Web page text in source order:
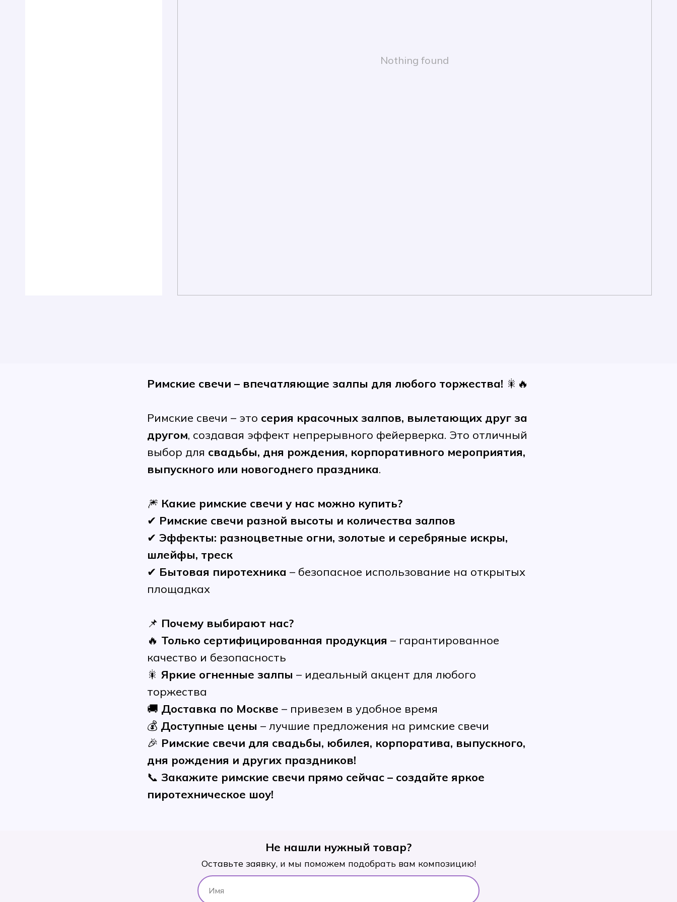
Nothing found
Римские свечи – впечатляющие залпы для любого торжества! 🎇🔥
Римские свечи – это серия красочных залпов, вылетающих друг за
другом, создавая эффект непрерывного фейерверка. Это отличный
выбор для свадьбы, дня рождения, корпоративного мероприятия,
выпускного или новогоднего праздника.
🎆 Какие римские свечи у нас можно купить?
✔ Римские свечи разной высоты и количества залпов
✔ Эффекты: разноцветные огни, золотые и серебряные искры,
шлейфы, треск
✔ Бытовая пиротехника – безопасное использование на открытых
площадках
📌 Почему выбирают нас?
🔥 Только сертифицированная продукция – гарантированное
качество и безопасность
🎇 Яркие огненные залпы – идеальный акцент для любого
торжества
🚚 Доставка по Москве – привезем в удобное время
💰 Доступные цены – лучшие предложения на римские свечи
🎉 Римские свечи для свадьбы, юбилея, корпоратива, выпускного,
дня рождения и других праздников!
📞 Закажите римские свечи прямо сейчас – создайте яркое
пиротехническое шоу!
Не нашли нужный товар?
Оставьте заявку, и мы поможем подобрать вам композицию!